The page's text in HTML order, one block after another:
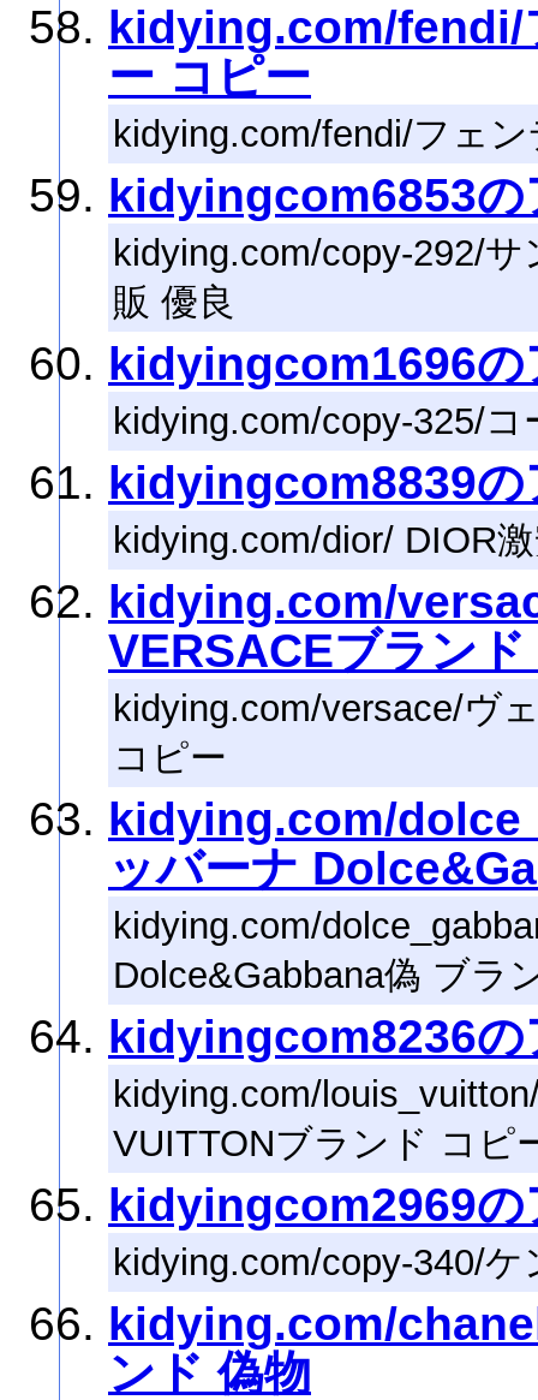
kidying.com/fendi/
ー コピー
kidying.com/fendi/フェ
kidyingcom6853の
kidying.com/copy-292/
販 優良
kidyingcom1696の
kidying.com/copy-325/
kidyingcom8839の
kidying.com/dior/ DIOR
kidying.com/
VERSACEブラン
kidying.com/versace/ヴ
コピー
kidying.com/
ッバーナ
kidying.com/
Dolce&Gabbana偽 ブラ
kidyingcom8236の
kidying.com/
VUITTONブランド コピ
kidyingcom2969の
kidying.com/copy-340/
kidying.com/
ンド 偽物